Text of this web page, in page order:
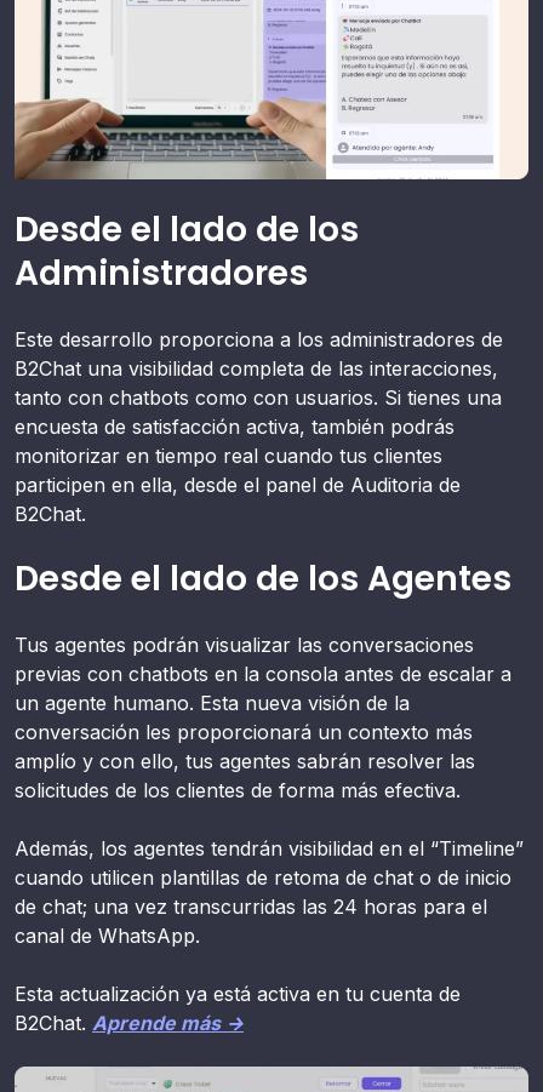
Desde el lado de los
Administradores
Este desarrollo proporciona a los administradores de
B2Chat una visibilidad completa de las interacciones,
tanto con chatbots como con usuarios. Si tienes una
encuesta de satisfacción activa, también podrás
monitorizar en tiempo real cuando tus clientes
participen en ella, desde el panel de Auditoria de
B2Chat.
Desde el lado de los Agentes
Tus agentes podrán visualizar las conversaciones
previas con chatbots en la consola antes de escalar a
un agente humano. Esta nueva visión de la
conversación les proporcionará un contexto más
amplío y con ello, tus agentes sabrán resolver las
solicitudes de los clientes de forma más efectiva.
Además, los agentes tendrán visibilidad en el “Timeline”
cuando utilicen plantillas de retoma de chat o de inicio
de chat; una vez transcurridas las 24 horas para el
canal de WhatsApp.
Esta actualización ya está activa en tu cuenta de
B2Chat. Aprende más →